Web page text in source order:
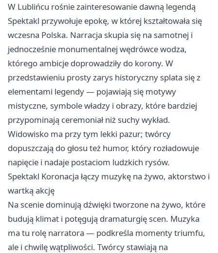
W Lublińcu rośnie zainteresowanie dawną legendą
Spektakl przywołuje epokę, w której kształtowała się
wczesna Polska. Narracja skupia się na samotnej i
jednocześnie monumentalnej wędrówce wodza,
którego ambicje doprowadziły do korony. W
przedstawieniu prosty zarys historyczny splata się z
elementami legendy — pojawiają się motywy
mistyczne, symbole władzy i obrazy, które bardziej
przypominają ceremoniał niż suchy wykład.
Widowisko ma przy tym lekki pazur; twórcy
dopuszczają do głosu też humor, który rozładowuje
napięcie i nadaje postaciom ludzkich rysów.
Spektakl Koronacja łączy muzykę na żywo, aktorstwo i
wartką akcję
Na scenie dominują dźwięki tworzone na żywo, które
budują klimat i potęgują dramaturgię scen. Muzyka
ma tu rolę narratora — podkreśla momenty triumfu,
ale i chwilę wątpliwości. Twórcy stawiają na